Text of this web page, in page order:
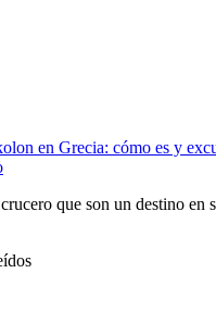
en Grecia: cómo es y
que son un destino en